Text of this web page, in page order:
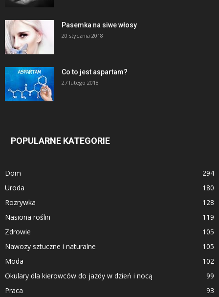
Pasemka na siwe włosy
20 stycznia 2018
Co to jest aspartam?
27 lutego 2018
POPULARNE KATEGORIE
Dom
294
Uroda
180
Rozrywka
128
Nasiona roślin
119
Zdrowie
105
Nawozy sztuczne i naturalne
105
Moda
102
Okulary dla kierowców do jazdy w dzień i nocą
99
Praca
93